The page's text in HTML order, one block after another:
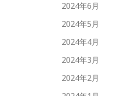
2024年6月
2024年5月
2024年4月
2024年3月
2024年2月